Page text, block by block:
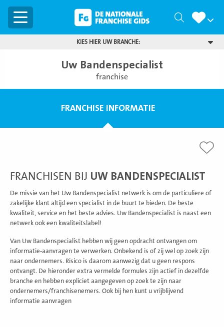
Menu Zoeken
KIES HIER UW BRANCHE:
Uw Bandenspecialist
franchise
FRANCHISE INFORMATIE
FRANCHISEN BIJ UW BANDENSPECIALIST
De missie van het Uw Bandenspecialist netwerk is om de particuliere of
zakelijke klant altijd een specialist in de buurt te bieden. De beste
kwaliteit, service en het beste advies. Uw Bandenspecialist is naast een
netwerk ook een kwaliteitslabel!
Van Uw Bandenspecialist hebben wij geen opdracht ontvangen om
informatie-aanvragen te verwerken. Onbekend is of zij wel op zoek zijn
naar ondernemers. Risico is daarom aanwezig dat u geen respons
ontvangt. De hieronder extra vermelde formules zijn actief in dezelfde
branche en hebben expliciet aangegeven op zoek te zijn naar
ondernemers/franchisenemers. Ook bij hen kunt u vrijblijvend
informatie aanvragen